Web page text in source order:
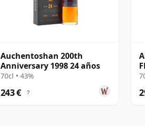
Auchentoshan 200th
Anniversary 1998 24 años
70cl • 43%
243 € ?